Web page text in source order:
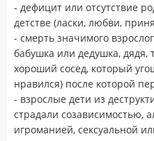
- дефицит или отсутствие
детстве (ласки, любви,
- смерть значимого
бабушка или дедушка, дядя,
хороший сосед, который
нравился) после которой
- взрослые дети из
страдали созависимостью,
игроманией, сексуальной